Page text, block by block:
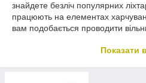
знайдете безліч популярних
працюють на елементах
вам подобається проводити
обійтися. У той же час, ліхтарик
Показати